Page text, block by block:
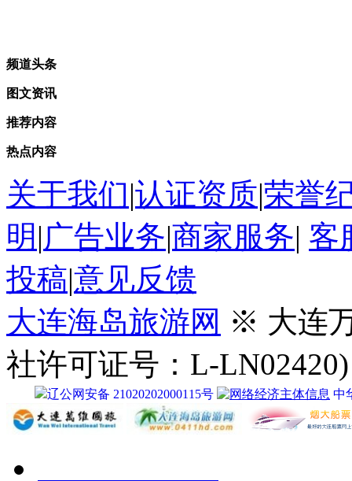
频道头条
图文资讯
推荐内容
热点内容
关于我们|认证资质|荣誉
明 |广告业务|商家服务| 客
投稿|意见反馈
大连海岛旅游网 ※ 大连
社许可证号：L-LN02420)
辽公网安备 21020202000115号 中